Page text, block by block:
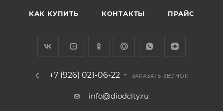
КАК КУПИТЬ КОНТАКТЫ ПРАЙС
+7 (926) 021-06-22 ЗАКАЗАТЬ ЗВОНОК
info@diodcity.ru